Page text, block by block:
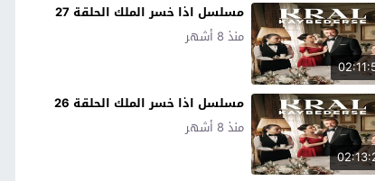
مسلسل اذا خسر الملك الحلقة 27
منذ 8 أشهر
مسلسل اذا خسر الملك الحلقة 26
منذ 8 أشهر